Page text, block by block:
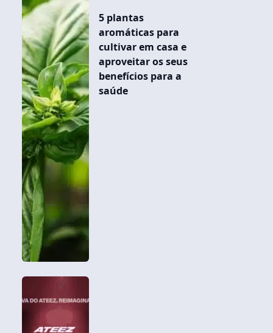
5 plantas
aromáticas para
cultivar em casa e
aproveitar os seus
benefícios para a
saúde